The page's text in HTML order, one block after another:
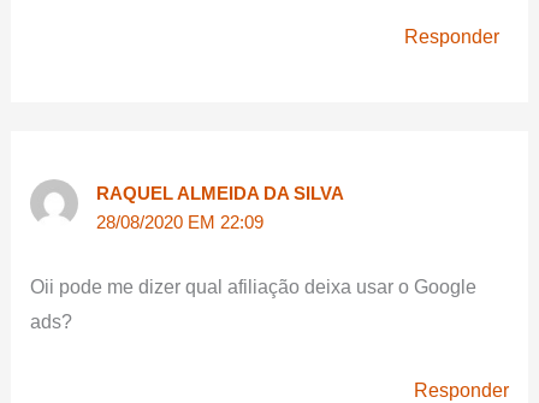
Responder
RAQUEL ALMEIDA DA SILVA
28/08/2020 EM 22:09
Oii pode me dizer qual afiliação deixa usar o Google
ads?
Responder